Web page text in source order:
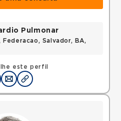
este perfil
Pulmonar
Federacao, Salvador, BA,